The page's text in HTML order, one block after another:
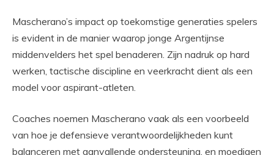
Mascherano’s impact op toekomstige generaties spelers
is evident in de manier waarop jonge Argentijnse
middenvelders het spel benaderen. Zijn nadruk op hard
werken, tactische discipline en veerkracht dient als een
model voor aspirant-atleten.
Coaches noemen Mascherano vaak als een voorbeeld
van hoe je defensieve verantwoordelijkheden kunt
balanceren met aanvallende ondersteuning, en moedigen